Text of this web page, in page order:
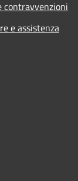
contravvenzioni
e assistenza